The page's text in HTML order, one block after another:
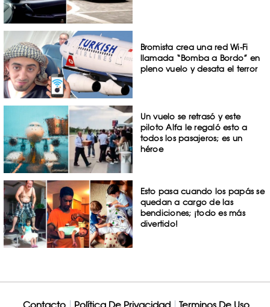
Bromista crea una red Wi-Fi
llamada “Bomba a Bordo” en
pleno vuelo y desata el terror
Un vuelo se retrasó y este
piloto Alfa le regaló esto a
todos los pasajeros; es un
héroe
Esto pasa cuando los papás se
quedan a cargo de las
bendiciones; ¡todo es más
divertido!
Contacto Política De Privacidad Terminos De Uso